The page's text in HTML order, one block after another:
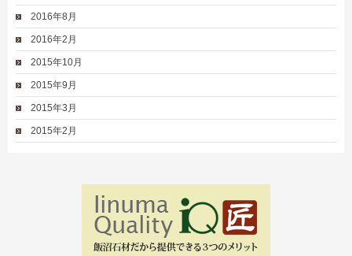
2016年8月
2016年2月
2015年10月
2015年9月
2015年3月
2015年2月